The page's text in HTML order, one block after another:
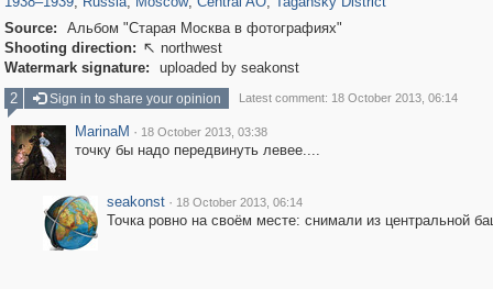
Source:
Альбом "Старая Москва в фотографиях"
Shooting direction:  northwest
Watermark signature:
uploaded by seakonst
2
Sign in to share your opinion Latest comment: 18 October 2013, 06:14
MarinaM · 18 October 2013, 03:38
точку бы надо передвинуть левее....
seakonst · 18 October 2013, 06:14
Точка ровно на своём месте: снимали из центральной